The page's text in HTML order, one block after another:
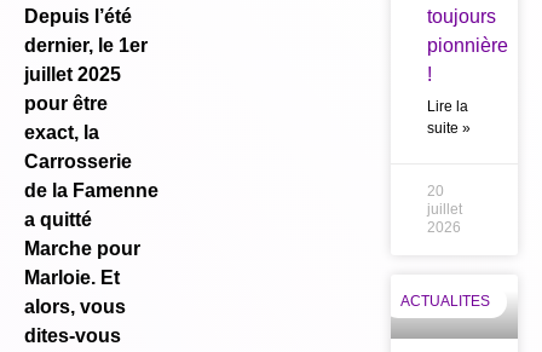
Depuis l’été
dernier, le 1er
juillet 2025
pour être
exact, la
Carrosserie
de la Famenne
a quitté
Marche pour
Marloie. Et
alors, vous
dites-vous
toujours
pionnière
!
Lire la
suite »
20
juillet
2026
ACTUALITES